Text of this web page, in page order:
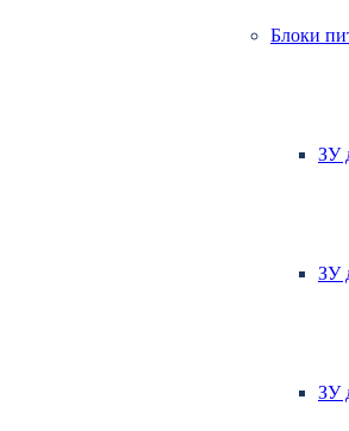
Блоки
ЗУ
ЗУ
ЗУ